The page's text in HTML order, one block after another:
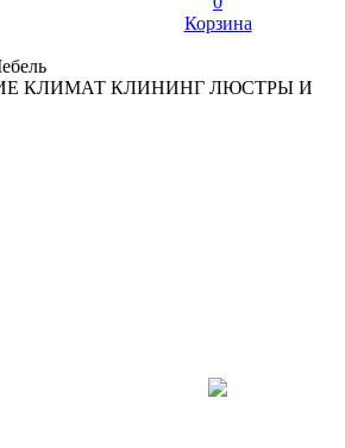
Корзина
КЛИМАТ КЛИНИНГ ЛЮСТРЫ И